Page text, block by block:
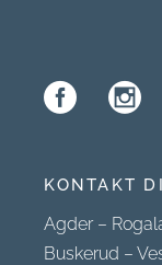
KONTAKT
Agder–
Buskerud –